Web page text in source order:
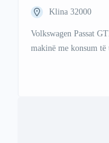
Klina 32000
Volkswagen Passat
makinë me konsum të
benzine për rreze